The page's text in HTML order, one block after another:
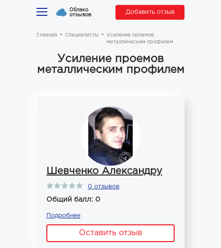
Облако
отзывов Добавить отзыв
Главная Специалисты
Усиление проемов
металлическим профилем
Усиление проемов
металлическим профилем
Шевченко Александру
0 отзывов
Общий балл: 0
Подробнее
Оставить отзыв